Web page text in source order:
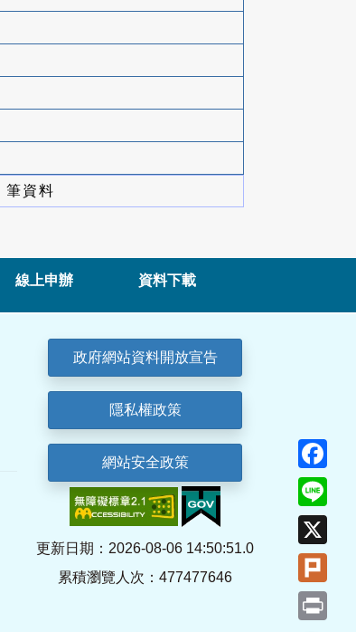
筆資料
線上申辦 資料下載
政府網站資料開放宣告
隱私權政策
網站安全政策
更新日期：2026-08-06 14:50:51.0
累積瀏覽人次：477477646